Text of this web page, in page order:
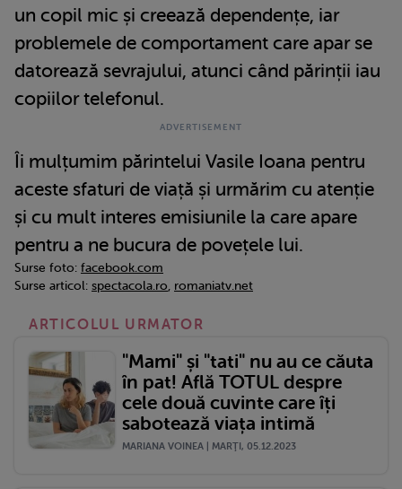
un copil mic și creează dependențe, iar
problemele de comportament care apar se
datorează sevrajului, atunci când părinții iau
copiilor telefonul.
Îi mulțumim părintelui Vasile Ioana pentru
aceste sfaturi de viață și urmărim cu atenție
și cu mult interes emisiunile la care apare
pentru a ne bucura de povețele lui.
Surse foto: facebook.com
Surse articol: spectacola.ro, romaniatv.net
ARTICOLUL URMATOR
"Mami" și "tati" nu au ce căuta
în pat! Află TOTUL despre
cele două cuvinte care îți
sabotează viața intimă
MARIANA VOINEA | MARŢI, 05.12.2023